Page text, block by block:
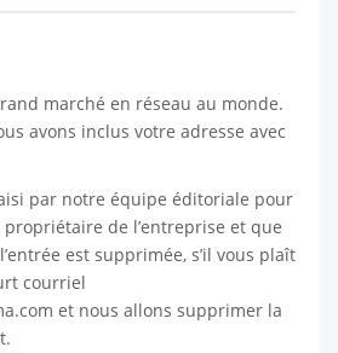
marché en réseau au monde.
avons inclus votre adresse avec
par notre équipe éditoriale pour
propriétaire de l’entreprise et que
est supprimée, s’il vous plaît
courriel
et nous allons supprimer la